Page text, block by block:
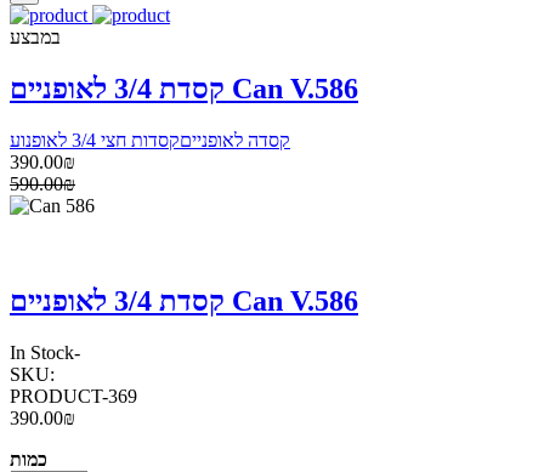
במבצע
קסדת 3/4 לאופניים Can V.586
קסדה לאופנייםקסדות חצי 3/4 לאופנוע
390.00₪
590.00₪
קסדת 3/4 לאופניים Can V.586
In Stock-
SKU:
PRODUCT-369
390.00₪
כמות